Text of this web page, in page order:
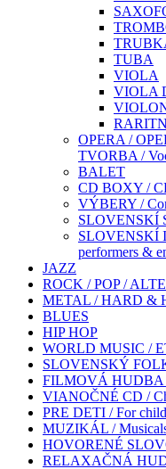
TUBA
VIOLA
VIOLA
OPERA /
TVORBA /
BALET
CD BOXY /
VÝBERY /
SLOVENSKÍ
SLOVENSKÍ
performers &
JAZZ
ROCK / POP /
METAL / HARD &
BLUES
HIP HOP
WORLD MUSIC /
SLOVENSKÝ
FILMOVÁ HUDBA
VIANOČNÉ CD /
PRE DETI / For
MUZIKÁL /
HOVORENÉ
RELAXAČNÁ